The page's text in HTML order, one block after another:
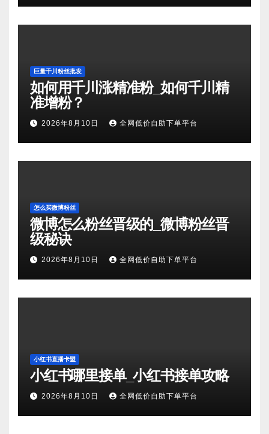
巨量千川粉丝批发
如何用千川涨精准粉_如何千川精
准增粉？
2026年8月10日 全网低价自助下单平台
怎么买微博粉丝
微博怎么粉丝晋级的_微博粉丝晋
级秘诀
2026年8月10日 全网低价自助下单平台
小红书直播卡盟
小红书哪里接单_小红书接单攻略
2026年8月10日 全网低价自助下单平台